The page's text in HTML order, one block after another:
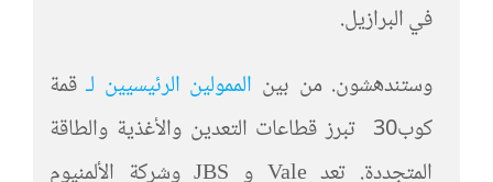
في البرازيل.
وستندهشون. من بين الممولين الرئيسيين لـقمة
كوب30 تبرز قطاعات التعدين والأغذية والطاقة
المتجددة. تعد Vale و JBS وشركة الألمنيوم